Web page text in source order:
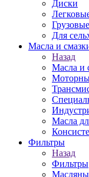
Диски
Грузовые
Для
Масла и
Назад
Масла и
Масла
Фильтры
Назад
Фильтры